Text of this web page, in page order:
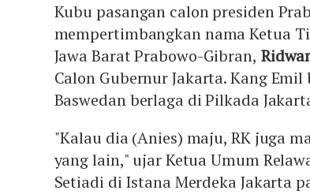
Kubu pasangan calon presiden
mempertimbangkan nama Ketua
Jawa Barat Prabowo-Gibran,
Calon Gubernur Jakarta. Kang
Baswedan berlaga di Pilkada
"Kalau dia (Anies) maju, RK juga
yang lain," ujar Ketua Umum
Setiadi di Istana Merdeka Jakarta